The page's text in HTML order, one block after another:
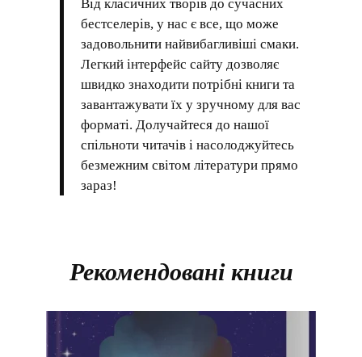
Від класичних творів до сучасних
бестселерів, у нас є все, що може
задовольнити найвибагливіші смаки.
Легкий інтерфейс сайту дозволяє
швидко знаходити потрібні книги та
завантажувати їх у зручному для вас
форматі. Долучайтеся до нашої
спільноти читачів і насолоджуйтесь
безмежним світом літератури прямо
зараз!
Рекомендовані книги